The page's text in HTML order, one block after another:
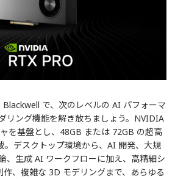
で、次のレベルの AI パフォーマ
リング機能を解き放ちましょう。NVIDIA
を基盤とし、48GB または 72GB の超高
。デスクトップ環境から、AI 開発、大規
、生成 AI ワークフローに加え、高精細シ
作、複雑な 3D モデリングまで、あらゆる